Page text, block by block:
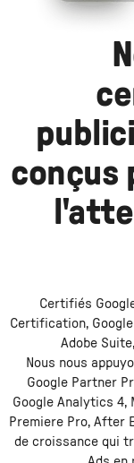
conçus
Certifiés
Certification,
Adobe
Nous nous
Google Partner
Google Analytics 4,
Premiere Pro, After
de croissance qui